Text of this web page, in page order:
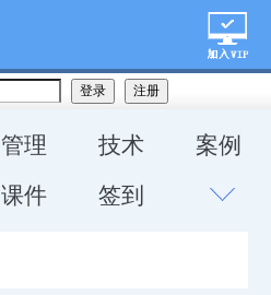
管理 技术
案例
课件 签到